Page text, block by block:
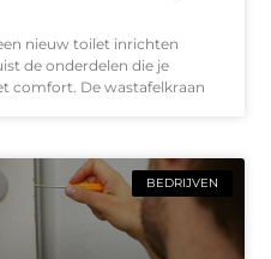
nieuw toilet inrichten
de onderdelen die je
comfort. De wastafelkraan
BEDRIJVEN